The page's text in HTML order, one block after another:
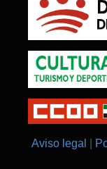
Aviso legal